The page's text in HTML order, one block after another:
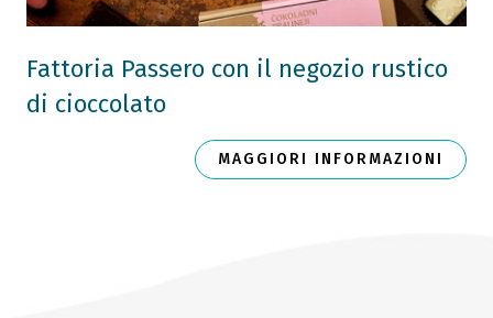
Fattoria Passero con il negozio rustico
di cioccolato
MAGGIORI INFORMAZIONI